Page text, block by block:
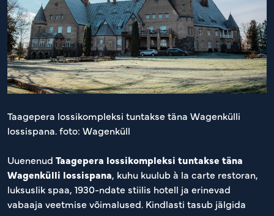
Taagepera lossikompleksi tuntakse täna Wagenkülli
lossispana. foto: Wagenküll
Uuenenud Taagepera lossikompleksi tuntakse täna
Wagenkülli lossispana, kuhu kuulub à la carte restoran,
luksuslik spaa, 1930-ndate stiilis hotell ja erinevad
vabaaja veetmise võimalused. Kindlasti tasub jälgida